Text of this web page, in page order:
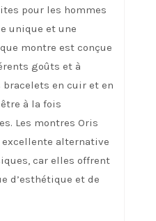
pour les hommes
unique et une
montre est conçue
goûts et à
bracelets en cuir et en
à la fois
Les montres Oris
alternative
car elles offrent
d’esthétique et de